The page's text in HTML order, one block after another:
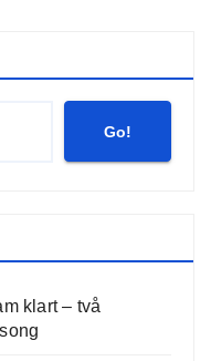
Go!
klart – två